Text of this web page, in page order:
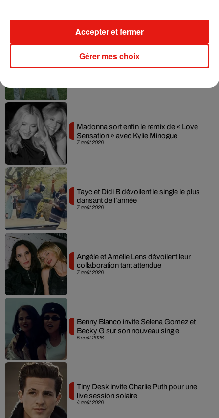
Julien Lieb s’essaye à la vie de chatelain
dans son nouveau clip
7 août 2026
Madonna sort enfin le remix de « Love
Sensation » avec Kylie Minogue
7 août 2026
Tayc et Didi B dévoilent le single le plus
dansant de l’année
7 août 2026
Angèle et Amélie Lens dévoilent leur
collaboration tant attendue
5 août 2026
Benny Blanco invite Selena Gomez et
Becky G sur son nouveau single
4 août 2026
Tiny Desk invite Charlie Puth pour une
live session solaire
Gérer mes choix
Accepter et fermer